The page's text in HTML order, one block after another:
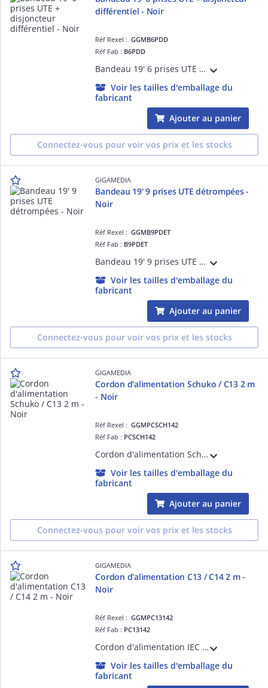
différentiel - Noir
Réf Rexel :GGMB6PDD
Réf Fab : B6PDD
Bandeau 19' 6 prises UTE 2 pôles + terre 16 A - 250 V équipé avec un disjoncteur différentiel 30 mA - 16 A - courbe C et un cordon d'alimentation H05VVF 2 m - 3 x 1,5 mm² avec fiche Schuko 16 A - 250 V - Noir
Voir les tailles d'emballage du
fabricant
Ajouter au panier
Connectez-vous pour voir vos prix et les stocks
GIGAMEDIA
Bandeau 19' 9 prises UTE détrompées -
Noir
Réf Rexel :GGMB9PDET
Réf Fab : B9PDET
Bandeau 19' 9 prises UTE 2 pôles + terre détrompées 16 A - 250 V équipé avec un cordon d'alimentation H05VVF 2 m - 3 x 1,5 mm² avec fiche Schuko 16 A - 250 V - Noir
Voir les tailles d'emballage du
fabricant
Ajouter au panier
Connectez-vous pour voir vos prix et les stocks
GIGAMEDIA
Cordon d'alimentation Schuko / C13 2 m
- Noir
Réf Rexel :GGMPCSCH142
Réf Fab : PCSCH142
Cordon d'alimentation Schuko / IEC C13 (16 A / 250 V) - HO5VV-F 3G1.5 mm² - 2 mètres - Noir
Voir les tailles d'emballage du
fabricant
Ajouter au panier
Connectez-vous pour voir vos prix et les stocks
GIGAMEDIA
Cordon d'alimentation C13 / C14 2 m -
Noir
Réf Rexel :GGMPC13142
Réf Fab : PC13142
Cordon d'alimentation IEC C13 / IEC C14 (10 A / 250 V) - HO5VV-F 3G1.0 mm² - 2 mètres - Noir
Voir les tailles d'emballage du
fabricant